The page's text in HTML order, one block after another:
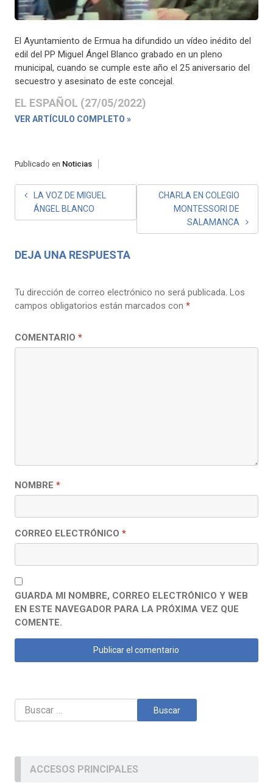
El Ayuntamiento de Ermua ha difundido un vídeo inédito del
edil del PP Miguel Ángel Blanco grabado en un pleno
municipal, cuando se cumple este año el 25 aniversario del
secuestro y asesinato de este concejal.
EL ESPAÑOL (27/05/2022)
VER ARTÍCULO COMPLETO »
Publicado en Noticias
NAVEGACIÓN
DE
LA VOZ DE MIGUEL
ÁNGEL BLANCO
CHARLA EN COLEGIO
MONTESSORI DE
SALAMANCA
DEJA UNA RESPUESTA
Tu dirección de correo electrónico no será publicada. Los
campos obligatorios están marcados con *
COMENTARIO *
NOMBRE *
CORREO ELECTRÓNICO *
GUARDA MI NOMBRE, CORREO ELECTRÓNICO Y WEB
EN ESTE NAVEGADOR PARA LA PRÓXIMA VEZ QUE
COMENTE.
Buscar:
ACCESOS PRINCIPALES